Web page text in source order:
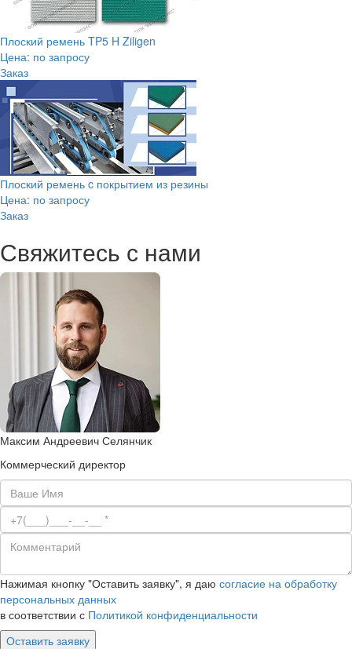
Плоский ремень TP5 H Ziligen
Цена: по запросу
Заказ
Плоский ремень c покрытием из резины
Цена: по запросу
Заказ
Свяжитесь с нами
Максим Андреевич Селянчик
Коммерческий директор
Нажимая кнопку "Оставить заявку", я даю согласие на обработку
персональных данных
в соответствии с Политикой конфиденциальности
Оставить заявку